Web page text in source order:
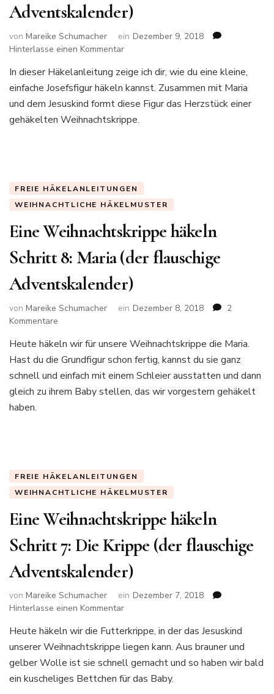
Adventskalender)
von Mareike Schumacher ein Dezember 9, 2018
Hinterlasse einen Kommentarzu
Weihnachtskrippe
häkeln
Schritt
Josef
In dieser Häkelanleitung zeige ich dir, wie du eine kleine,
einfache Josefsfigur häkeln kannst. Zusammen mit Maria
und dem Jesuskind formt diese Figur das Herzstück einer
gehäkelten Weihnachtskrippe.
FREIE HÄKELANLEITUNGEN
WEIHNACHTLICHE HÄKELMUSTER
Eine Weihnachtskrippe häkeln
Schritt 8: Maria (der flauschige
Adventskalender)
von Mareike Schumacher ein Dezember 8, 2018
2
Kommentare
Weihnachtskrippe
häkeln
Schritt
Maria
Heute häkeln wir für unsere Weihnachtskrippe die Maria.
Hast du die Grundfigur schon fertig, kannst du sie ganz
schnell und einfach mit einem Schleier ausstatten und dann
gleich zu ihrem Baby stellen, das wir vorgestern gehäkelt
haben.
FREIE HÄKELANLEITUNGEN
WEIHNACHTLICHE HÄKELMUSTER
Eine Weihnachtskrippe häkeln
Schritt 7: Die Krippe (der flauschige
Adventskalender)
von Mareike Schumacher ein Dezember 7, 2018
Hinterlasse einen Kommentarzu
Weihnachtskrippe
häkeln
Schritt
Die
Heute häkeln wir die Futterkrippe, in der das Jesuskind
unserer Weihnachtskrippe liegen kann. Aus brauner und
gelber Wolle ist sie schnell gemacht und so haben wir bald
ein kuscheliges Bettchen für das Baby.